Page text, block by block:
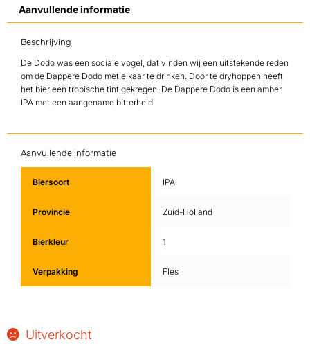
Aanvullende informatie
Beschrijving
De Dodo was een sociale vogel, dat vinden wij een uitstekende reden
om de Dappere Dodo met elkaar te drinken. Door te dryhoppen heeft
het bier een tropische tint gekregen. De Dappere Dodo is een amber
IPA met een aangename bitterheid.
Aanvullende informatie
Biersoort IPA
Provincie Zuid-Holland
Bierkleur 1
Verpakking Fles
Uitverkocht